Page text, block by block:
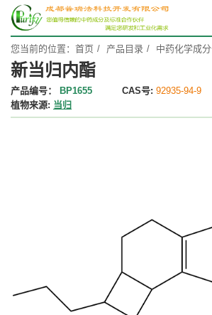
您当前的位置： 首页 产品目录 中药化学成
新当归内酯
产品编号： BP1655 CAS号: 92935-94-9
植物来源: 当归